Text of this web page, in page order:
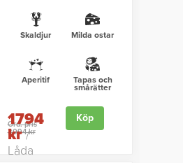
Skaldjur Milda ostar
Aperitif Tapas och
smårätter
Ord. pris
2094 kr
1794
kr/
Låda
Köp